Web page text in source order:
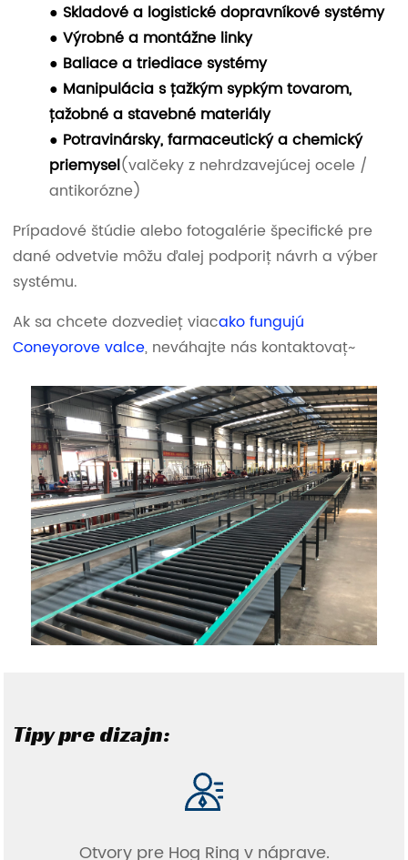
● Skladové a logistické dopravníkové systémy
● Výrobné a montážne linky
● Baliace a triediace systémy
● Manipulácia s ťažkým sypkým tovarom,
ťažobné a stavebné materiály
● Potravinársky, farmaceutický a chemický
priemysel(valčeky z nehrdzavejúcej ocele /
antikorózne)
Prípadové štúdie alebo fotogalérie špecifické pre
dané odvetvie môžu ďalej podporiť návrh a výber
systému.
Ak sa chcete dozvedieť viacako fungujú
Coneyorove valce, neváhajte nás kontaktovať~
Tipy pre dizajn:
Otvory pre Hog Ring v náprave.